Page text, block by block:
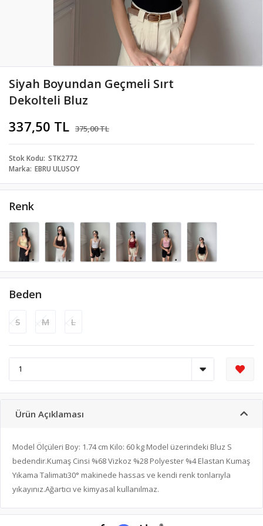
Siyah Boyundan Geçmeli Sırt
Dekolteli Bluz
337,50 TL 375,00 TL
Stok Kodu STK2772
Marka EBRU ULUSOY
Renk
Beden
S M L
Ürün Açıklaması
Model Ölçüleri Boy: 1.74 cm Kilo: 60 kg Model üzerindeki Bluz S
bedendir.Kumaş Cinsi %68 Vizkoz %28 Polyester %4 Elastan Kumaş
Yıkama Talimatı30° makinede hassas ve kendi renk tonlarıyla
yıkayınız.Ağartıcı ve kimyasal kullanılmaz.